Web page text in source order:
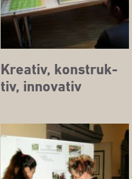
Krea­tiv, kon­struk­
tiv, innovativ